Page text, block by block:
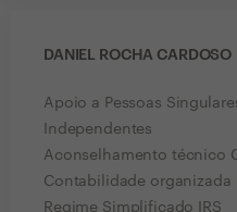
DANIEL ROCHA CARDOSO
Apoio a Pessoas
Independentes
Aconselhamento técnico
Contabilidade organizada
Regime Simplificado IRS